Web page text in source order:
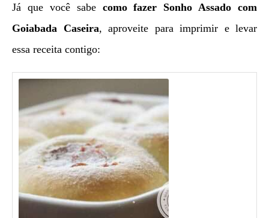
Já que você sabe como fazer Sonho Assado com
Goiabada Caseira, aproveite para imprimir e levar
essa receita contigo: